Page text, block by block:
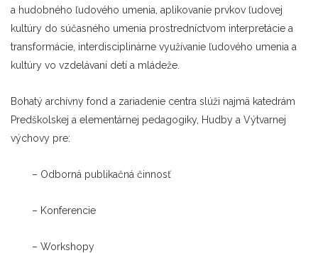
a hudobného ľudového umenia, aplikovanie prvkov ľudovej
kultúry do súčasného umenia prostredníctvom interpretácie a
transformácie, interdisciplinárne využívanie ľudového umenia a
kultúry vo vzdelávaní detí a mládeže.
Bohatý archívny fond a zariadenie centra slúži najmä katedrám
Predškolskej a elementárnej pedagogiky, Hudby a Výtvarnej
výchovy pre:
– Odborná publikačná činnosť
– Konferencie
– Workshopy